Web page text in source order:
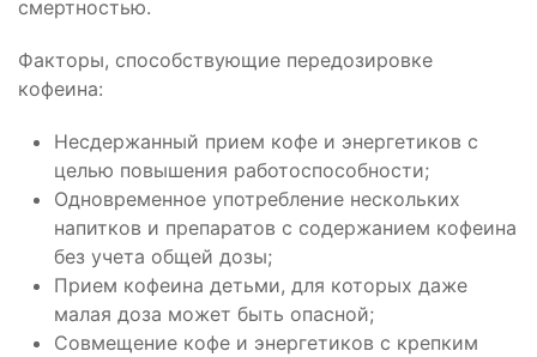
смертностью.
Факторы, способствующие передозировке
кофеина:
Несдержанный прием кофе и энергетиков с
целью повышения работоспособности;
Одновременное употребление нескольких
напитков и препаратов с содержанием кофеина
без учета общей дозы;
Прием кофеина детьми, для которых даже
малая доза может быть опасной;
Совмещение кофе и энергетиков с крепким